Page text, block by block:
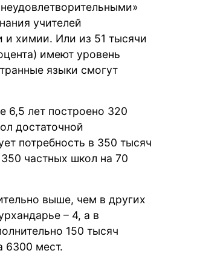
учителей
и химии. Или из 51 тысячи
имеют уровень
языки смогут
6,5 лет построено 320
достаточной
потребность в 350 тысяч
частных школ на 70
выше, чем в других
– 4, а в
150 тысяч
6300 мест.